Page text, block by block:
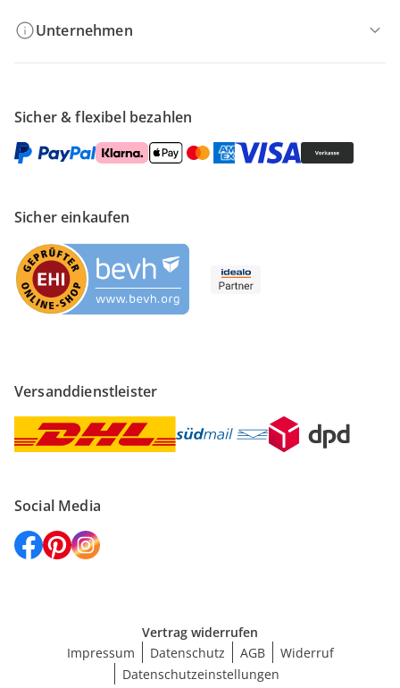
Unternehmen
Sicher & flexibel bezahlen
Sicher einkaufen
Versanddienstleister
Social Media
Vertrag widerrufen
Impressum
Datenschutz AGB
Widerruf
Datenschutzeinstellungen